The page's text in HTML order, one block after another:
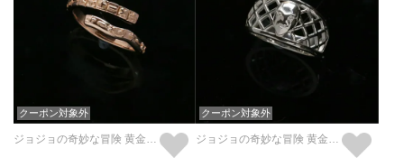
クーポン対象外 クーポン対象外